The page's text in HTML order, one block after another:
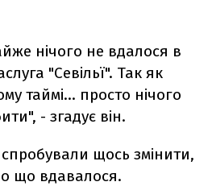
нічого не вдалося в
"Севільї". Так як
таймі... просто нічого
- згадує він.
щось змінити,
що вдавалося.